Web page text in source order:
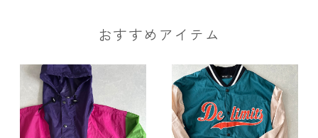
おすすめアイテム